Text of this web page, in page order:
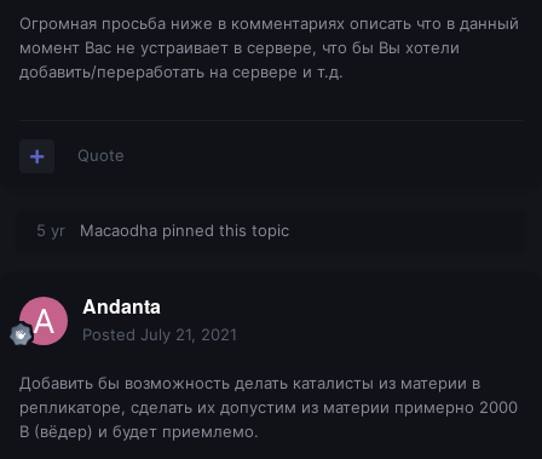
Огромная просьба ниже в комментариях описать что в данный
момент Вас не устраивает в сервере, что бы Вы хотели
добавить/переработать на сервере и т.д.
Quote
5 yr Macaodha pinned this topic
Andanta
Posted July 21, 2021
Добавить бы возможность делать каталисты из материи в
репликаторе, сделать их допустим из материи примерно 2000
B (вёдер) и будет приемлемо.